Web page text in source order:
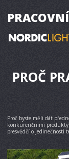
PRACOVNÍ
PROČ
Proč byste měli dát
konkurenčními
přesvědčí o jedinečnosti